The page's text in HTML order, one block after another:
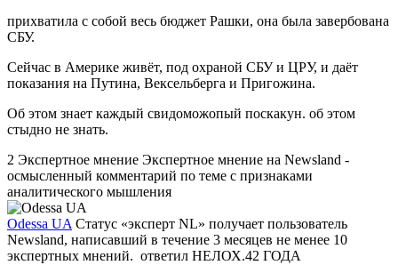
прихватила с собой весь бюджет Рашки, она была завербована
СБУ.
Сейчас в Америке живёт, под охраной СБУ и ЦРУ, и даёт
показания на Путина, Вексельберга и Пригожина.
Об этом знает каждый свидоможопый поскакун. об этом
стыдно не знать.
2 Экспертное мнение Экспертное мнение на Newsland -
осмысленный комментарий по теме с признаками
аналитического мышления
Odessa UA Статус «эксперт NL» получает пользователь
Newsland, написавший в течение 3 месяцев не менее 10
экспертных мнений. ответил НЕЛОХ.42 ГОДА